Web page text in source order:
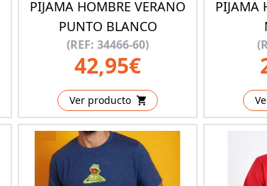
PIJAMA HOMBRE VERANO
PUNTO BLANCO
(REF: 34466-60)
42,95€
Ver producto
PIJAMA